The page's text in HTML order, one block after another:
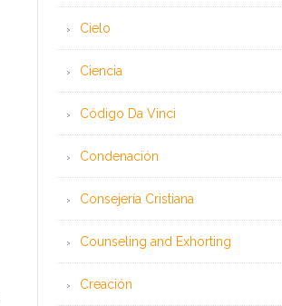
Cielo
Ciencia
Código Da Vinci
Condenación
Consejería Cristiana
Counseling and Exhorting
Creación